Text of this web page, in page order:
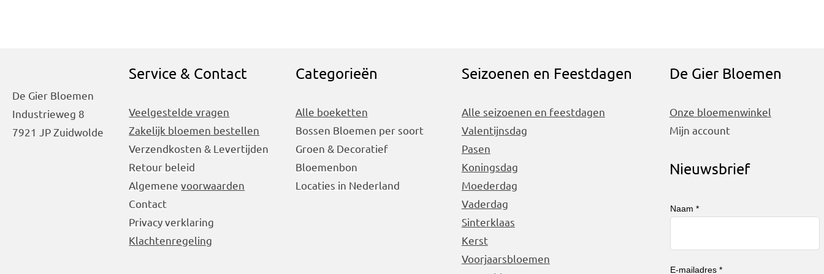
De Gier Bloemen
Industrieweg 8
7921 JP Zuidwolde
Service & Contact
Veelgestelde vragen
Zakelijk bloemen bestellen
Verzendkosten & Levertijden
Retour beleid
Algemenevoorwaarden
Contact
Privacy verklaring
Klachtenregeling
Categorieën
Alle boeketten
Bossen Bloemen per soort
Groen & Decoratief
Bloemenbon
Locaties in Nederland
Seizoenen en Feestdagen
Alle seizoenen en feestdagen
Valentijnsdag
Pasen
Koningsdag
Moederdag
Vaderdag
Sinterklaas
Kerst
Voorjaarsbloemen
De Gier Bloemen
Onze bloemenwinkel
Mijn account
Nieuwsbrief
Naam *
E-mailadres *